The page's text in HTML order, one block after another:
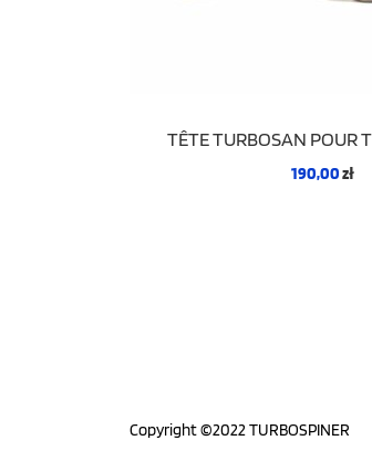
TÊTE TURBOSAN POUR
190,00zł
Copyright ©2022 TURBOSPINER